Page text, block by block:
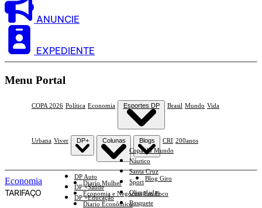
ANUNCIE
EXPEDIENTE
Menu Portal
COPA 2026 Política Economia Esportes DP
Copa do Mundo
Náutico
Santa Cruz
Sport
Olimpíadas
Basquete
Brasil Mundo Vida
Urbana Viver DP+
DP Auto
DP +Saúde
DP +Educação
Colunas
Diario Mulher
Economia e Negócios Em Foco
Diario Econômico
Blogs
Blog Giro
CRI 200anos
Economia
TARIFAÇO